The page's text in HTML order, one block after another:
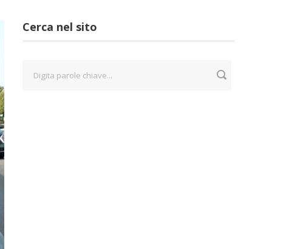
Cerca nel sito